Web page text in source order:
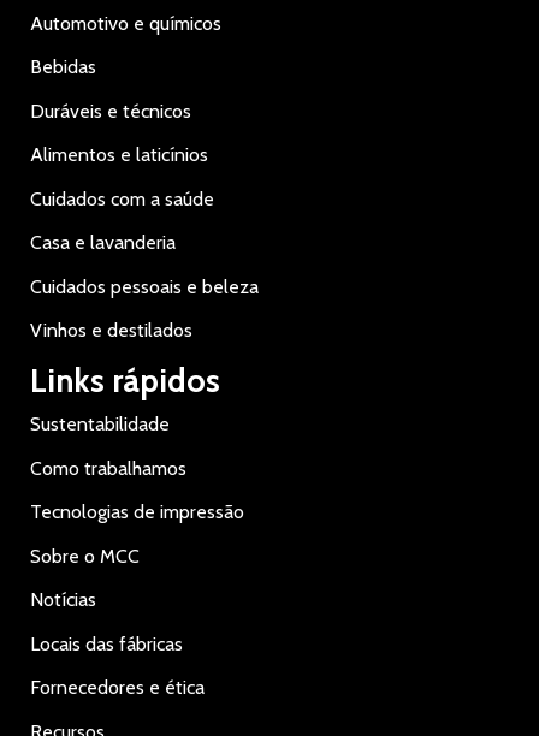
Automotivo e químicos
Bebidas
Duráveis e técnicos
Alimentos e laticínios
Cuidados com a saúde
Casa e lavanderia
Cuidados pessoais e beleza
Vinhos e destilados
Links rápidos
Sustentabilidade
Como trabalhamos
Tecnologias de impressão
Sobre o MCC
Notícias
Locais das fábricas
Fornecedores e ética
Recursos